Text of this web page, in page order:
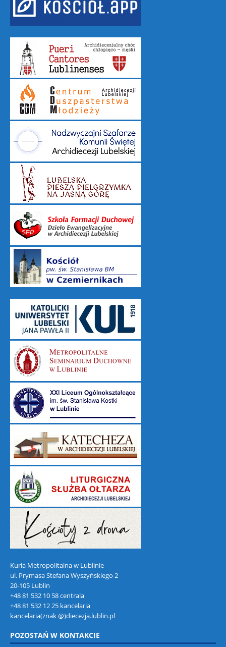
Kuria Metropolitalna w Lublinie
ul. Prymasa Stefana Wyszyńskiego 2
20-105 Lublin
+48 81 532 10 58 centrala
+48 81 532 12 25 kancelaria
kancelaria(znak @)diecezja.lublin.pl
POZOSTAŃ W KONTAKCIE